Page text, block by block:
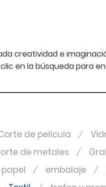
creatividad e
en la búsqueda para
de película
de metales
embalaje